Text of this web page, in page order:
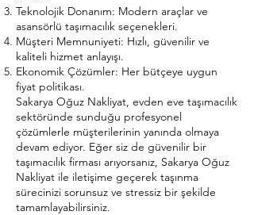
Teknolojik Donanım: Modern araçlar ve
asansörlü taşımacılık seçenekleri.
Müşteri Memnuniyeti: Hızlı, güvenilir ve
kaliteli hizmet anlayışı.
Ekonomik Çözümler: Her bütçeye uygun
fiyat politikası.
Sakarya Oğuz Nakliyat, evden eve taşımacılık
sektöründe sunduğu profesyonel
çözümlerle müşterilerinin yanında olmaya
devam ediyor. Eğer siz de güvenilir bir
taşımacılık firması arıyorsanız, Sakarya Oğuz
Nakliyat ile iletişime geçerek taşınma
sürecinizi sorunsuz ve stressiz bir şekilde
tamamlayabilirsiniz.